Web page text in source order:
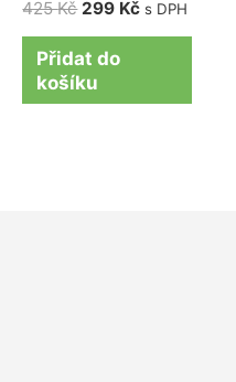
425Kč 299 Kč s DPH
Přidat do
košíku